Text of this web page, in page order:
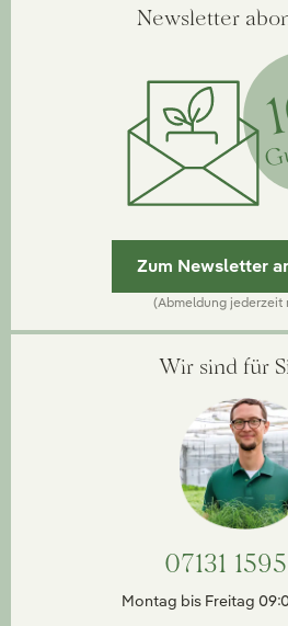
Newsletter
Zum Newsletter
(Abmeldung jederzeit
Wir sind für
07131
Montag bis Freitag